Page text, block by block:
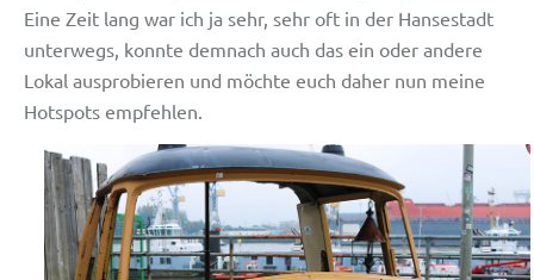
Eine Zeit lang war ich ja sehr, sehr oft in der Hansestadt
unterwegs, konnte demnach auch das ein oder andere
Lokal ausprobieren und möchte euch daher nun meine
Hotspots empfehlen.